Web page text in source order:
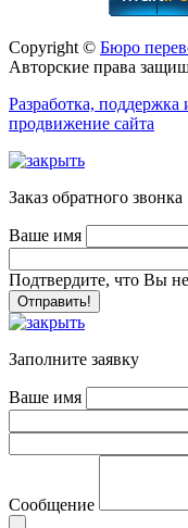
Copyright © Бюро
Авторские права
Разработка, поддержка
продвижение сайта
Заказ обратного звонка
Ваше имя
Подтвердите, что Вы
Заполните заявку
Ваше имя
Сообщение